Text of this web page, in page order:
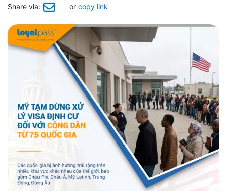
Share via:
or copy link